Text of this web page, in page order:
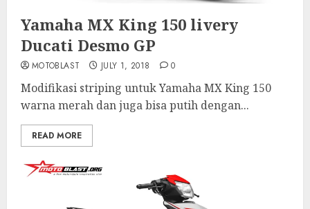
Yamaha MX King 150 livery
Ducati Desmo GP
MOTOBLAST JULY 1, 2018 0
Modifikasi striping untuk Yamaha MX King 150
warna merah dan juga bisa putih dengan...
READ MORE